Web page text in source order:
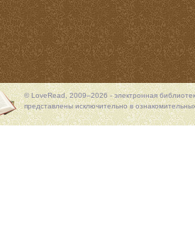
© LoveRead, 2009–2026 - электронная
представлены исключительно в